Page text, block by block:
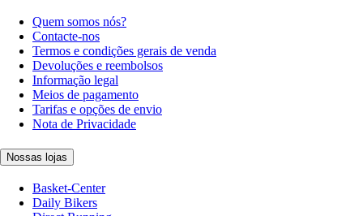
Quem somos nós?
Contacte-nos
Termos e condições gerais de venda
Devoluções e reembolsos
Informação legal
Meios de pagamento
Tarifas e opções de envio
Nota de Privacidade
Nossas lojas
Basket-Center
Daily Bikers